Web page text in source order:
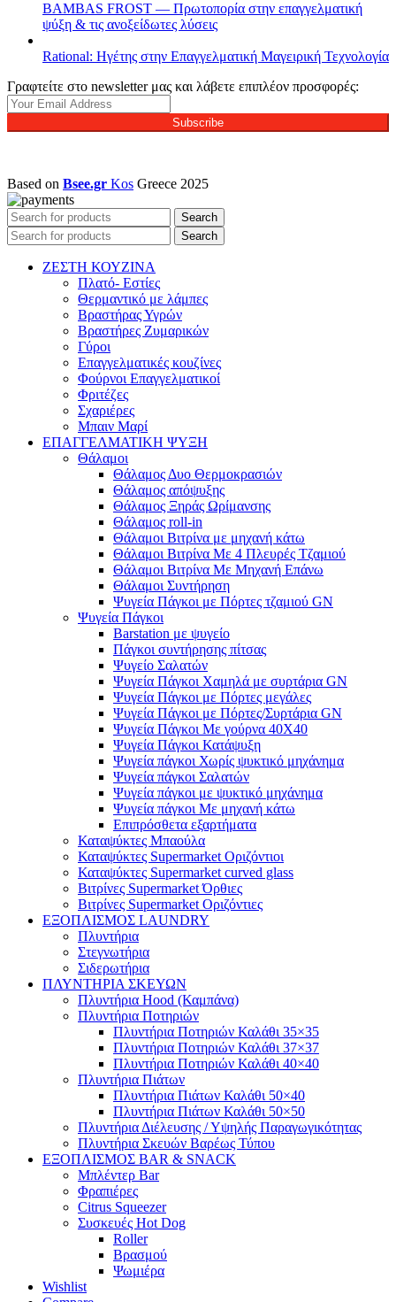
BAMBAS FROST — Πρωτοπορία στην επαγγελματική
ψύξη & τις ανοξείδωτες λύσεις
Rational: Ηγέτης στην Επαγγελματική Μαγειρική Τεχνολογία
Γραφτείτε στο newsletter μας και λάβετε επιπλέον προσφορές:
Subscribe
Based on Bsee.gr Kos Greece 2025
Search
Search
ΖΕΣΤΗ ΚΟΥΖΙΝΑ
Πλατό- Εστίες
Θερμαντικό με λάμπες
Βραστήρας Υγρών
Βραστήρες Ζυμαρικών
Γύροι
Επαγγελματικές κουζίνες
Φούρνοι Επαγγελματικοί
Φριτέζες
Σχαριέρες
Μπαιν Μαρί
ΕΠΑΓΓΕΛΜΑΤΙΚΗ ΨΥΞΗ
Θάλαμοι
Θάλαμος Δυο Θερμοκρασιών
Θάλαμος απόψυξης
Θάλαμος Ξηράς Ωρίμανσης
Θάλαμος roll-in
Θάλαμοι Βιτρίνα με μηχανή κάτω
Θάλαμοι Βιτρίνα Με 4 Πλευρές Τζαμιού
Θάλαμοι Βιτρίνα Με Μηχανή Επάνω
Θάλαμοι Συντήρηση
Ψυγεία Πάγκοι με Πόρτες τζαμιού GN
Ψυγεία Πάγκοι
Barstation με ψυγείο
Πάγκοι συντήρησης πίτσας
Ψυγείο Σαλατών
Ψυγεία Πάγκοι Χαμηλά με συρτάρια GN
Ψυγεία Πάγκοι με Πόρτες μεγάλες
Ψυγεία Πάγκοι με Πόρτες/Συρτάρια GN
Ψυγεία Πάγκοι Με γούρνα 40Χ40
Ψυγεία Πάγκοι Κατάψυξη
Ψυγεία πάγκοι Χωρίς ψυκτικό μηχάνημα
Ψυγεία πάγκοι Σαλατών
Ψυγεία πάγκοι με ψυκτικό μηχάνημα
Ψυγεία πάγκοι Με μηχανή κάτω
Επιπρόσθετα εξαρτήματα
Καταψύκτες Μπαούλα
Καταψύκτες Supermarket Οριζόντιοι
Καταψύκτες Supermarket curved glass
Βιτρίνες Supermarket Όρθιες
Βιτρίνες Supermarket Οριζόντιες
ΕΞΟΠΛΙΣΜΟΣ LAUNDRY
Πλυντήρια
Στεγνωτήρια
Σιδερωτήρια
ΠΛΥΝΤΗΡΙΑ ΣΚΕΥΩΝ
Πλυντήρια Hood (Καμπάνα)
Πλυντήρια Ποτηριών
Πλυντήρια Ποτηριών Καλάθι 35×35
Πλυντήρια Ποτηριών Καλάθι 37×37
Πλυντήρια Ποτηριών Καλάθι 40×40
Πλυντήρια Πιάτων
Πλυντήρια Πιάτων Καλάθι 50×40
Πλυντήρια Πιάτων Καλάθι 50×50
Πλυντήρια Διέλευσης / Υψηλής Παραγωγικότητας
Πλυντήρια Σκευών Βαρέως Τύπου
ΕΞΟΠΛΙΣΜΟΣ BAR & SNACK
Μπλέντερ Bar
Φραπιέρες
Citrus Squeezer
Συσκευές Hot Dog
Roller
Βρασμού
Ψωμιέρα
Wishlist